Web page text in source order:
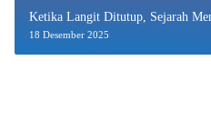
Ketika Langit Ditutup, Sejarah
18 Desember 2025